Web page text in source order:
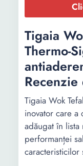
Tigaia
Thermo-
Recenzie
Tigaia Wok
inovator care a
adăugat în
performanței
caracteristicilor